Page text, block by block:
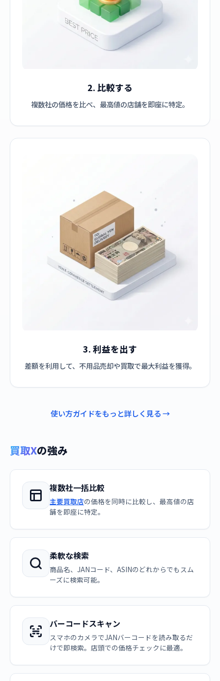
2. 比較する
複数社の価格を比べ、最高値の店舗を即座に特定。
3. 利益を出す
差額を利用して、不用品売却や買取で最大利益を獲得。
使い方ガイドをもっと詳しく見る →
買取Xの強み
複数社一括比較
主要買取店の価格を同時に比較し、最高値の店
舗を即座に特定。
柔軟な検索
商品名、JANコード、ASINのどれからでもスム
ーズに検索可能。
バーコードスキャン
スマホのカメラでJANバーコードを読み取るだ
けで即検索。店頭での価格チェックに最適。